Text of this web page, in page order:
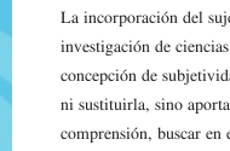
La incorporación del
investigación de
concepción de
ni sustituirla, sino
comprensión, buscar en